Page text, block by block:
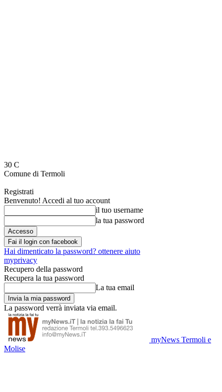
30 C
Comune di Termoli
Registrati
Benvenuto! Accedi al tuo account
il tuo username
la tua password
Fai il login con facebook
Hai dimenticato la password? ottenere aiuto
myprivacy
Recupero della password
Recupera la tua password
La tua email
La password verrà inviata via email.
myNews Termoli e
Molise